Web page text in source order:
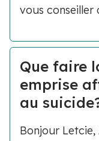
vous conseiller
Que faire
emprise
au
Bonjour